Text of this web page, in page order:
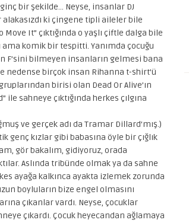
bir şekilde… Neyse, insanlar DJ
alakasızdı ki çingene tipli aileler bile
It” çıktığında o yaşlı çiftle dalga bile
ama komik bir tespitti. Yanımda çocuğu
F’sini bilmeyen insanların gelmesi bana
nedense birçok insan Rihanna t-shirt’ü
birisi olan Dead Or Alive’ın
ile sahneye çıktığında herkes çılgına
ve gerçek adı da Tramar Dillard’mış.)
genç kızlar gibi babasına öyle bir çığlık
gör bakalım, gidiyoruz, orada
Aslında tribünde olmak ya da sahne
ayağa kalkınca ayakta izlemek zorunda
boyluların bize engel olmasını
çıkanlar vardı. Neyse, çocuklar
çıkardı. Çocuk heyecandan ağlamaya